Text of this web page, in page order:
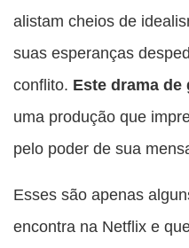
alistam cheios de
suas esperanças
conflito. Este drama de
uma produção que
pelo poder de sua
Esses são apenas
encontra na Netflix e